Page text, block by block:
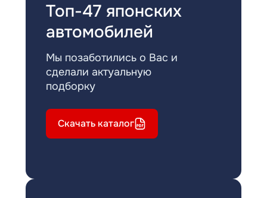
Топ-47 японских
автомобилей
Мы позаботились о Вас и
сделали актуальную
подборку
Скачать каталог